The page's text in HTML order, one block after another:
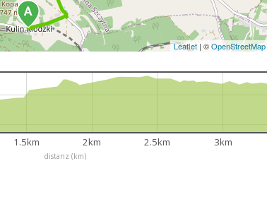
Leaflet | ©OpenStreetMap
distanz (km)
1.5km 2km 2.5km 3km